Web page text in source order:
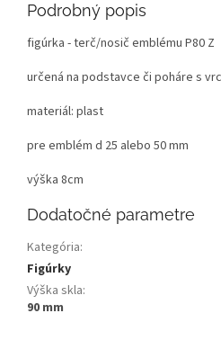
Podrobný popis
figúrka - terč/nosič emblému P80 Z
určená na podstavce či poháre s
materiál: plast
pre emblém d 25 alebo 50 mm
výška 8cm
Dodatočné parametre
Kategória:
Figúrky
Výška skla:
90 mm